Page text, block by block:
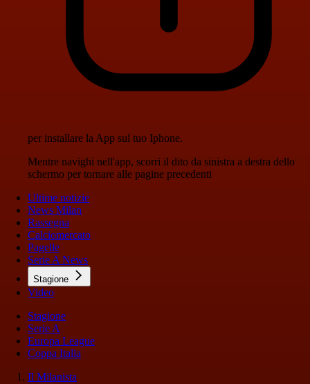
per installare la App sul tuo Iphone.
Mentre navighi nell'app, scorri il dito da sinistra a destra dello
schermo per tornare alle pagine precedenti
Ultime notizie
News Milan
Rassegna
Calciomercato
Pagelle
Serie A News
Stagione
Video
Stagione
Serie A
Europa League
Coppa Italia
Il Milanista